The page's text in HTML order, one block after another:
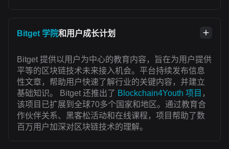
Bitget 学院和用户成长计划
Bitget 提供以用户为中心的教育内容，旨在为用户提供
平等的区块链技术未来接入机会。平台持续发布信息
性文章，帮助用户快速了解行业的关键内容，并建立
基础知识。 Bitget 还推出了 Blockchain4Youth 项目 ，
该项目已扩展到全球70多个国家和地区。通过教育合
作伙伴关系、黑客松活动和在线课程，项目帮助了数
百万用户加深对区块链技术的理解。